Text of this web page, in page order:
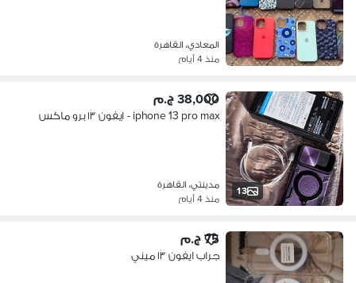
المعادي، القاهرة
منذ 4 أيام
13
38,000 ج.م
iphone 13 pro max - ايفون ١٣ برو ماكس
مدينتي، القاهرة
منذ 4 أيام
75 ج.م
جراب ايفون ١٣ ميني